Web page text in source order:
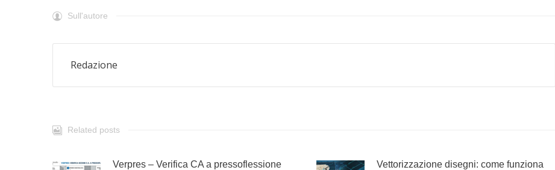
Sull'autore
Redazione
Related posts
Verpres – Verifica CA a pressoflessione Vettorizzazione disegni: come funziona